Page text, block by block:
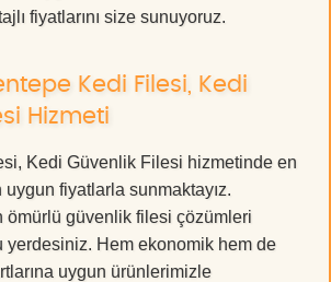
fiyatlarını size sunuyoruz.
Kedi Filesi, Kedi
Hizmeti
Kedi Güvenlik Filesi hizmetinde en
fiyatlarla sunmaktayız.
ömürlü güvenlik filesi çözümleri
yerdesiniz. Hem ekonomik hem de
uygun ürünlerimizle